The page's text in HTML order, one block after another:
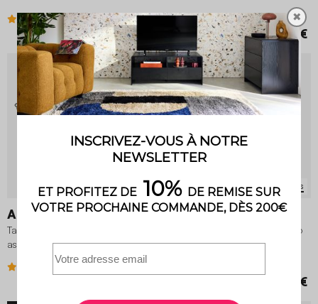
5 (3)
369,99 € 179,98 €
9 variantes
Amélia
Table de jardin pliante métal + 6
assises
3.9 (16)
9 variantes
Amélia
Table de jardin pliante métal + 6
assises
369,99 €
✖